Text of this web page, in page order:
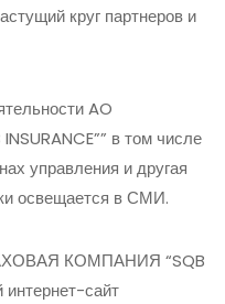
круг партнеров и
AO
в том числе
управления и другая
освещается в СМИ.
КОМПАНИЯ “SQB
интернет-сайт